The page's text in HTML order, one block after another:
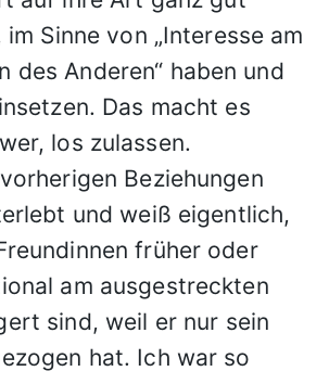
Sinne von „Interesse am
des Anderen“ haben und
Das macht es
los zulassen.
Beziehungen
und weiß eigentlich,
früher oder
am ausgestreckten
sind, weil er nur sein
hat. Ich war so